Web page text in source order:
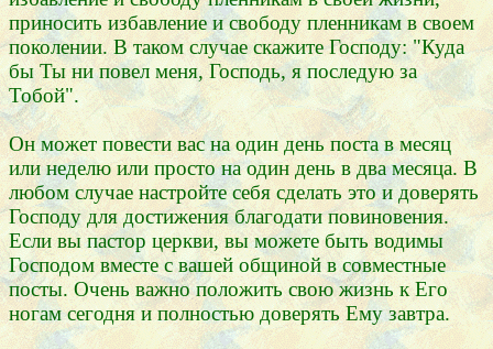
приносить избавление и свободу пленникам в своем
поколении. В таком случае скажите Господу: "Куда
бы Ты ни повел меня, Господь, я последую за
Тобой".
Он может повести вас на один день поста в месяц
или неделю или просто на один день в два месяца. В
любом случае настройте себя сделать это и доверять
Господу для достижения благодати повиновения.
Если вы пастор церкви, вы можете быть водимы
Господом вместе с вашей общиной в совместные
посты. Очень важно положить свою жизнь к Его
ногам сегодня и полностью доверять Ему завтра.